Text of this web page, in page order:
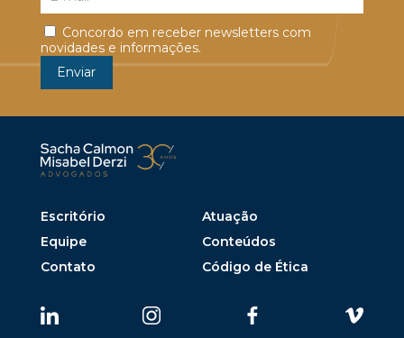
Concordo em receber newsletters com
novidades e informações.
Escritório
Atuação
Equipe
Conteúdos
Contato
Código de Ética